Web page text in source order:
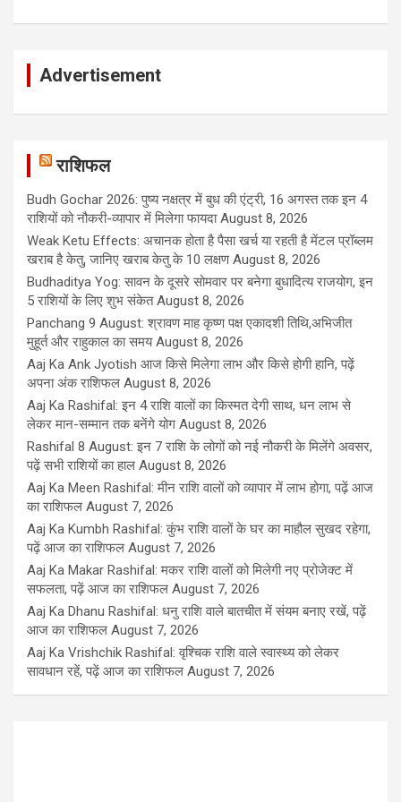
Advertisement
राशिफल
Budh Gochar 2026: पुष्य नक्षत्र में बुध की एंट्री, 16 अगस्त तक इन 4
राशियों को नौकरी-व्यापार में मिलेगा फायदा August 8, 2026
Weak Ketu Effects: अचानक होता है पैसा खर्च या रहती है मेंटल प्रॉब्लम
खराब है केतु, जानिए खराब केतु के 10 लक्षण August 8, 2026
Budhaditya Yog: सावन के दूसरे सोमवार पर बनेगा बुधादित्य राजयोग, इन
5 राशियों के लिए शुभ संकेत August 8, 2026
Panchang 9 August: श्रावण माह कृष्ण पक्ष एकादशी तिथि,अभिजीत
मुहूर्त और राहुकाल का समय August 8, 2026
Aaj Ka Ank Jyotish आज किसे मिलेगा लाभ और किसे होगी हानि, पढ़ें
अपना अंक राशिफल August 8, 2026
Aaj Ka Rashifal: इन 4 राशि वालों का किस्मत देगी साथ, धन लाभ से
लेकर मान-सम्मान तक बनेंगे योग August 8, 2026
Rashifal 8 August: इन 7 राशि के लोगों को नई नौकरी के मिलेंगे अवसर,
पढ़ें सभी राशियों का हाल August 8, 2026
Aaj Ka Meen Rashifal: मीन राशि वालों को व्यापार में लाभ होगा, पढ़ें आज
का राशिफल August 7, 2026
Aaj Ka Kumbh Rashifal: कुंभ राशि वालों के घर का माहौल सुखद रहेगा,
पढ़ें आज का राशिफल August 7, 2026
Aaj Ka Makar Rashifal: मकर राशि वालों को मिलेगी नए प्रोजेक्ट में
सफलता, पढ़ें आज का राशिफल August 7, 2026
Aaj Ka Dhanu Rashifal: धनु राशि वाले बातचीत में संयम बनाए रखें, पढ़ें
आज का राशिफल August 7, 2026
Aaj Ka Vrishchik Rashifal: वृश्चिक राशि वाले स्वास्थ्य को लेकर
सावधान रहें, पढ़ें आज का राशिफल August 7, 2026